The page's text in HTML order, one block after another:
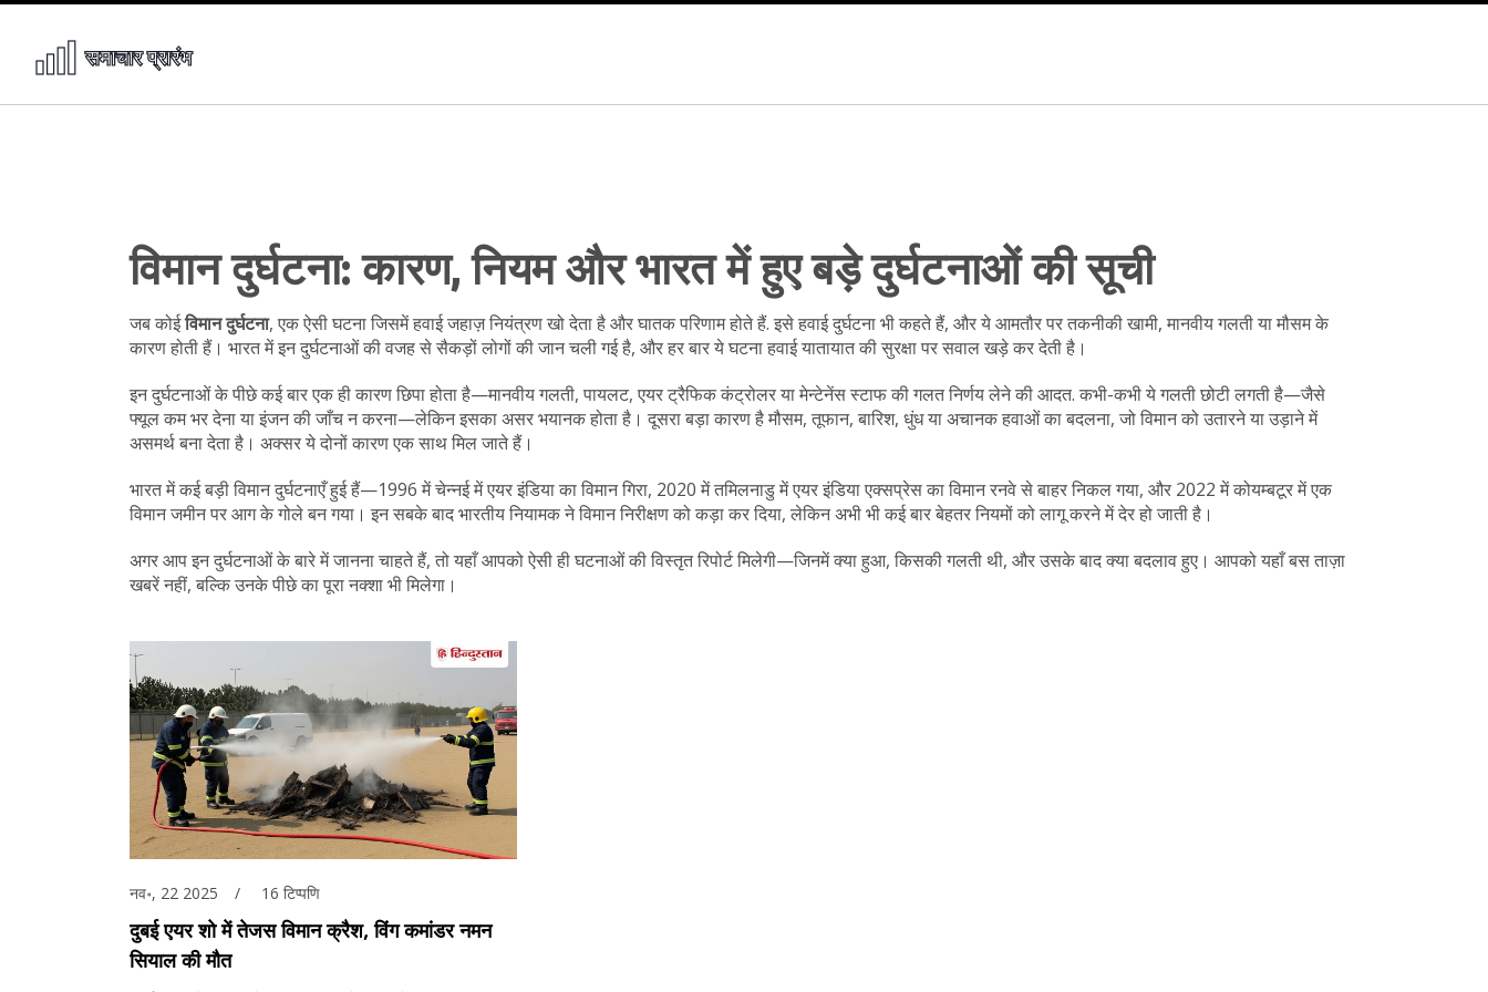
विमान दुर्घटना: कारण, नियम और भारत में हुए बड़े दुर्घटनाओं की सूची
जब कोईविमान दुर्घटना, एक ऐसी घटना जिसमें हवाई जहाज़ नियंत्रण खो देता है और घातक परिणाम होते हैं. इसेहवाई दुर्घटनाभी कहते हैं, और ये आमतौर पर तकनीकी खामी, मानवीय गलती या मौसम के
कारण होती हैं। भारत में इन दुर्घटनाओं की वजह से सैकड़ों लोगों की जान चली गई है, और हर बार ये घटना हवाई यातायात की सुरक्षा पर सवाल खड़े कर देती है।
इन दुर्घटनाओं के पीछे कई बार एक ही कारण छिपा होता है—मानवीय गलती, पायलट, एयर ट्रैफिक कंट्रोलर या मेन्टेनेंस स्टाफ की गलत निर्णय लेने की आदत. कभी-कभी ये गलती छोटी लगती है—जैसे
फ्यूल कम भर देना या इंजन की जाँच न करना—लेकिन इसका असर भयानक होता है। दूसरा बड़ा कारण हैमौसम, तूफान, बारिश, धुंध या अचानक हवाओं का बदलना, जो विमान को उतारने या उड़ाने में
असमर्थ बना देता है। अक्सर ये दोनों कारण एक साथ मिल जाते हैं।
भारत में कई बड़ी विमान दुर्घटनाएँ हुई हैं—1996 में चेन्नई में एयर इंडिया का विमान गिरा, 2020 में तमिलनाडु में एयर इंडिया एक्सप्रेस का विमान रनवे से बाहर निकल गया, और 2022 में कोयम्बटूर में एक
विमान जमीन पर आग के गोले बन गया। इन सबके बाद भारतीय नियामक ने विमान निरीक्षण को कड़ा कर दिया, लेकिन अभी भी कई बार बेहतर नियमों को लागू करने में देर हो जाती है।
अगर आप इन दुर्घटनाओं के बारे में जानना चाहते हैं, तो यहाँ आपको ऐसी ही घटनाओं की विस्तृत रिपोर्ट मिलेगी—जिनमें क्या हुआ, किसकी गलती थी, और उसके बाद क्या बदलाव हुए। आपको यहाँ बस ताज़ा
खबरें नहीं, बल्कि उनके पीछे का पूरा नक्शा भी मिलेगा।
नव॰, 22 2025 16 टिप्पणि
दुबई एयर शो में तेजस विमान क्रैश, विंग कमांडर नमन
सियाल की मौत